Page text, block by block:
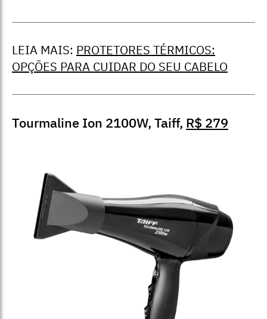
LEIA MAIS: PROTETORES TÉRMICOS:
OPÇÕES PARA CUIDAR DO SEU CABELO
Tourmaline Ion 2100W, Taiff, R$ 279